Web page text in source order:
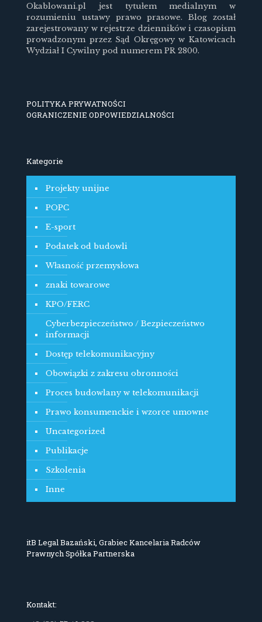
Okablowani.pl jest tytułem medialnym w
rozumieniu ustawy prawo prasowe. Blog został
zarejestrowany w rejestrze dzienników i czasopism
prowadzonym przez Sąd Okręgowy w Katowicach
Wydział I Cywilny pod numerem PR 2800.
POLITYKA PRYWATNOŚCI
OGRANICZENIE ODPOWIEDZIALNOŚCI
Kategorie
Projekty unijne
POPC
E-sport
Podatek od budowli
Własność przemysłowa
znaki towarowe
KPO/FERC
Cyberbezpieczeństwo / Bezpieczeństwo
informacji
Dostęp telekomunikacyjny
Obowiązki z zakresu obronności
Proces budowlany w telekomunikacji
Prawo konsumenckie i wzorce umowne
Uncategorized
Publikacje
Szkolenia
Inne
itB Legal Bazański, Grabiec Kancelaria Radców
Prawnych Spółka Partnerska
Kontakt: